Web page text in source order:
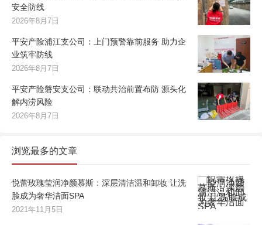
安全防线
2026年8月7日
平安产险浦江支公司：上门预警靠前服务 助力企
业筑牢防线
2026年8月7日
平安产险磐安支公司：联动共治前置布防 源头化
解内涝风险
2026年8月7日
浏览最多的文章
悦蕾玫瑰莹润净颜慕斯：深层清洁温和卸妆 让洗
脸成为奢华洁面SPA
2021年11月5日